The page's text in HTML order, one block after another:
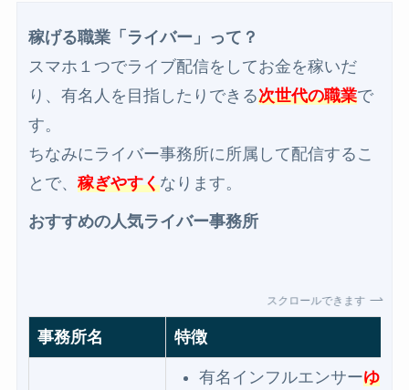
稼げる職業「ライバー」って？
スマホ１つでライブ配信をしてお金を稼いだ
り、有名人を目指したりできる次世代の職業で
す。
ちなみにライバー事務所に所属して配信するこ
とで、 稼ぎやすくなります。
おすすめの人気ライバー事務所
スクロールできます
事務所名 特徴
有名インフルエンサーゆ